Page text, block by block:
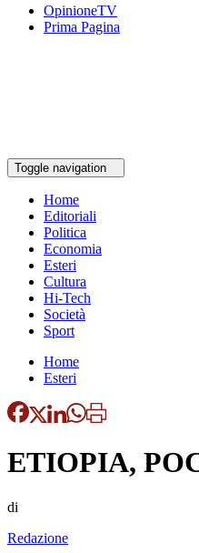
OpinioneTV
Prima Pagina
Toggle navigation
Home
Editoriali
Politica
Economia
Esteri
Cultura
Hi-Tech
Società
Sport
Home
Esteri
ETIOPIA,
di
Redazione